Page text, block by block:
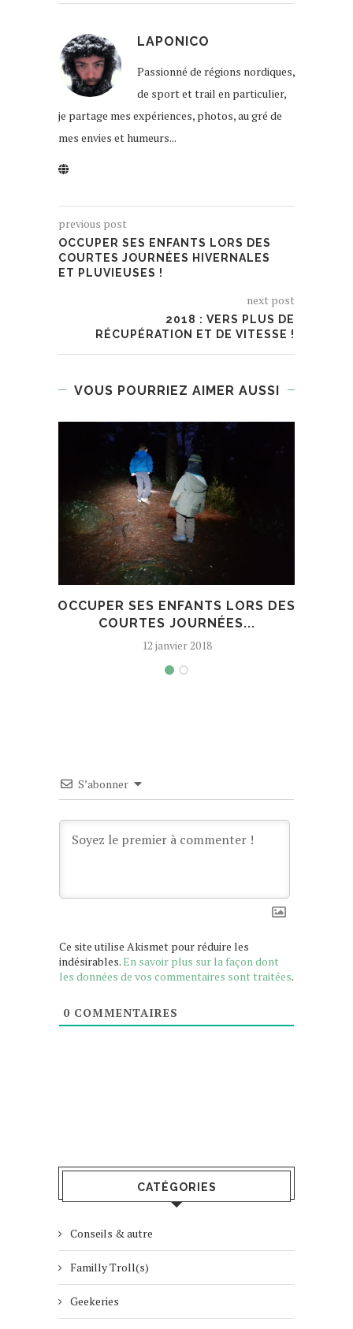
LAPONICO
Passionné de régions nordiques,
de sport et trail en particulier,
je partage mes expériences, photos, au gré de
mes envies et humeurs...
previous post
OCCUPER SES ENFANTS LORS DES
COURTES JOURNÉES HIVERNALES
ET PLUVIEUSES !
next post
2018 : VERS PLUS DE
RÉCUPÉRATION ET DE VITESSE !
VOUS POURRIEZ AIMER AUSSI
OCCUPER SES ENFANTS LORS DES
COURTES JOURNÉES...
12 janvier 2018
S’abonner
Ce site utilise Akismet pour réduire les
indésirables.En savoir plus sur la façon dont
les données de vos commentaires sont traitées.
0 COMMENTAIRES
CATÉGORIES
Conseils & autre
Familly Troll(s)
Geekeries